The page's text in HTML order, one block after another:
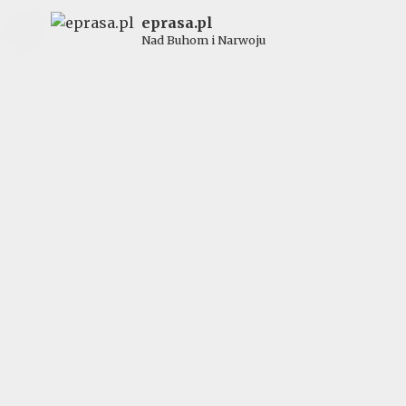
eprasa.pl
Nad Buhom i Narwoju